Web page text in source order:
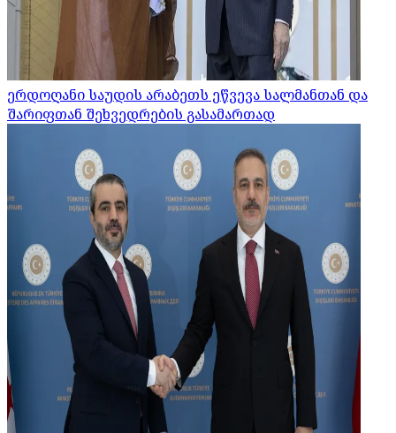
ერდოღანი საუდის არაბეთს ეწვევა სალმანთან და
შარიფთან შეხვედრების გასამართად